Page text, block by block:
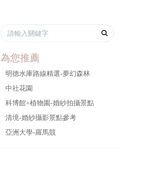
為您推薦
明德水庫路線精選-夢幻森林
中社花園
科博館+植物園-婚紗拍攝景點
清境-婚紗攝影景點參考
亞洲大學-羅馬競